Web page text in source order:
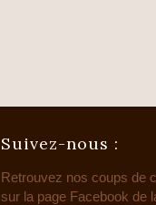
Suivez-nous :
Retrouvez nos coups de
sur la page Facebook de